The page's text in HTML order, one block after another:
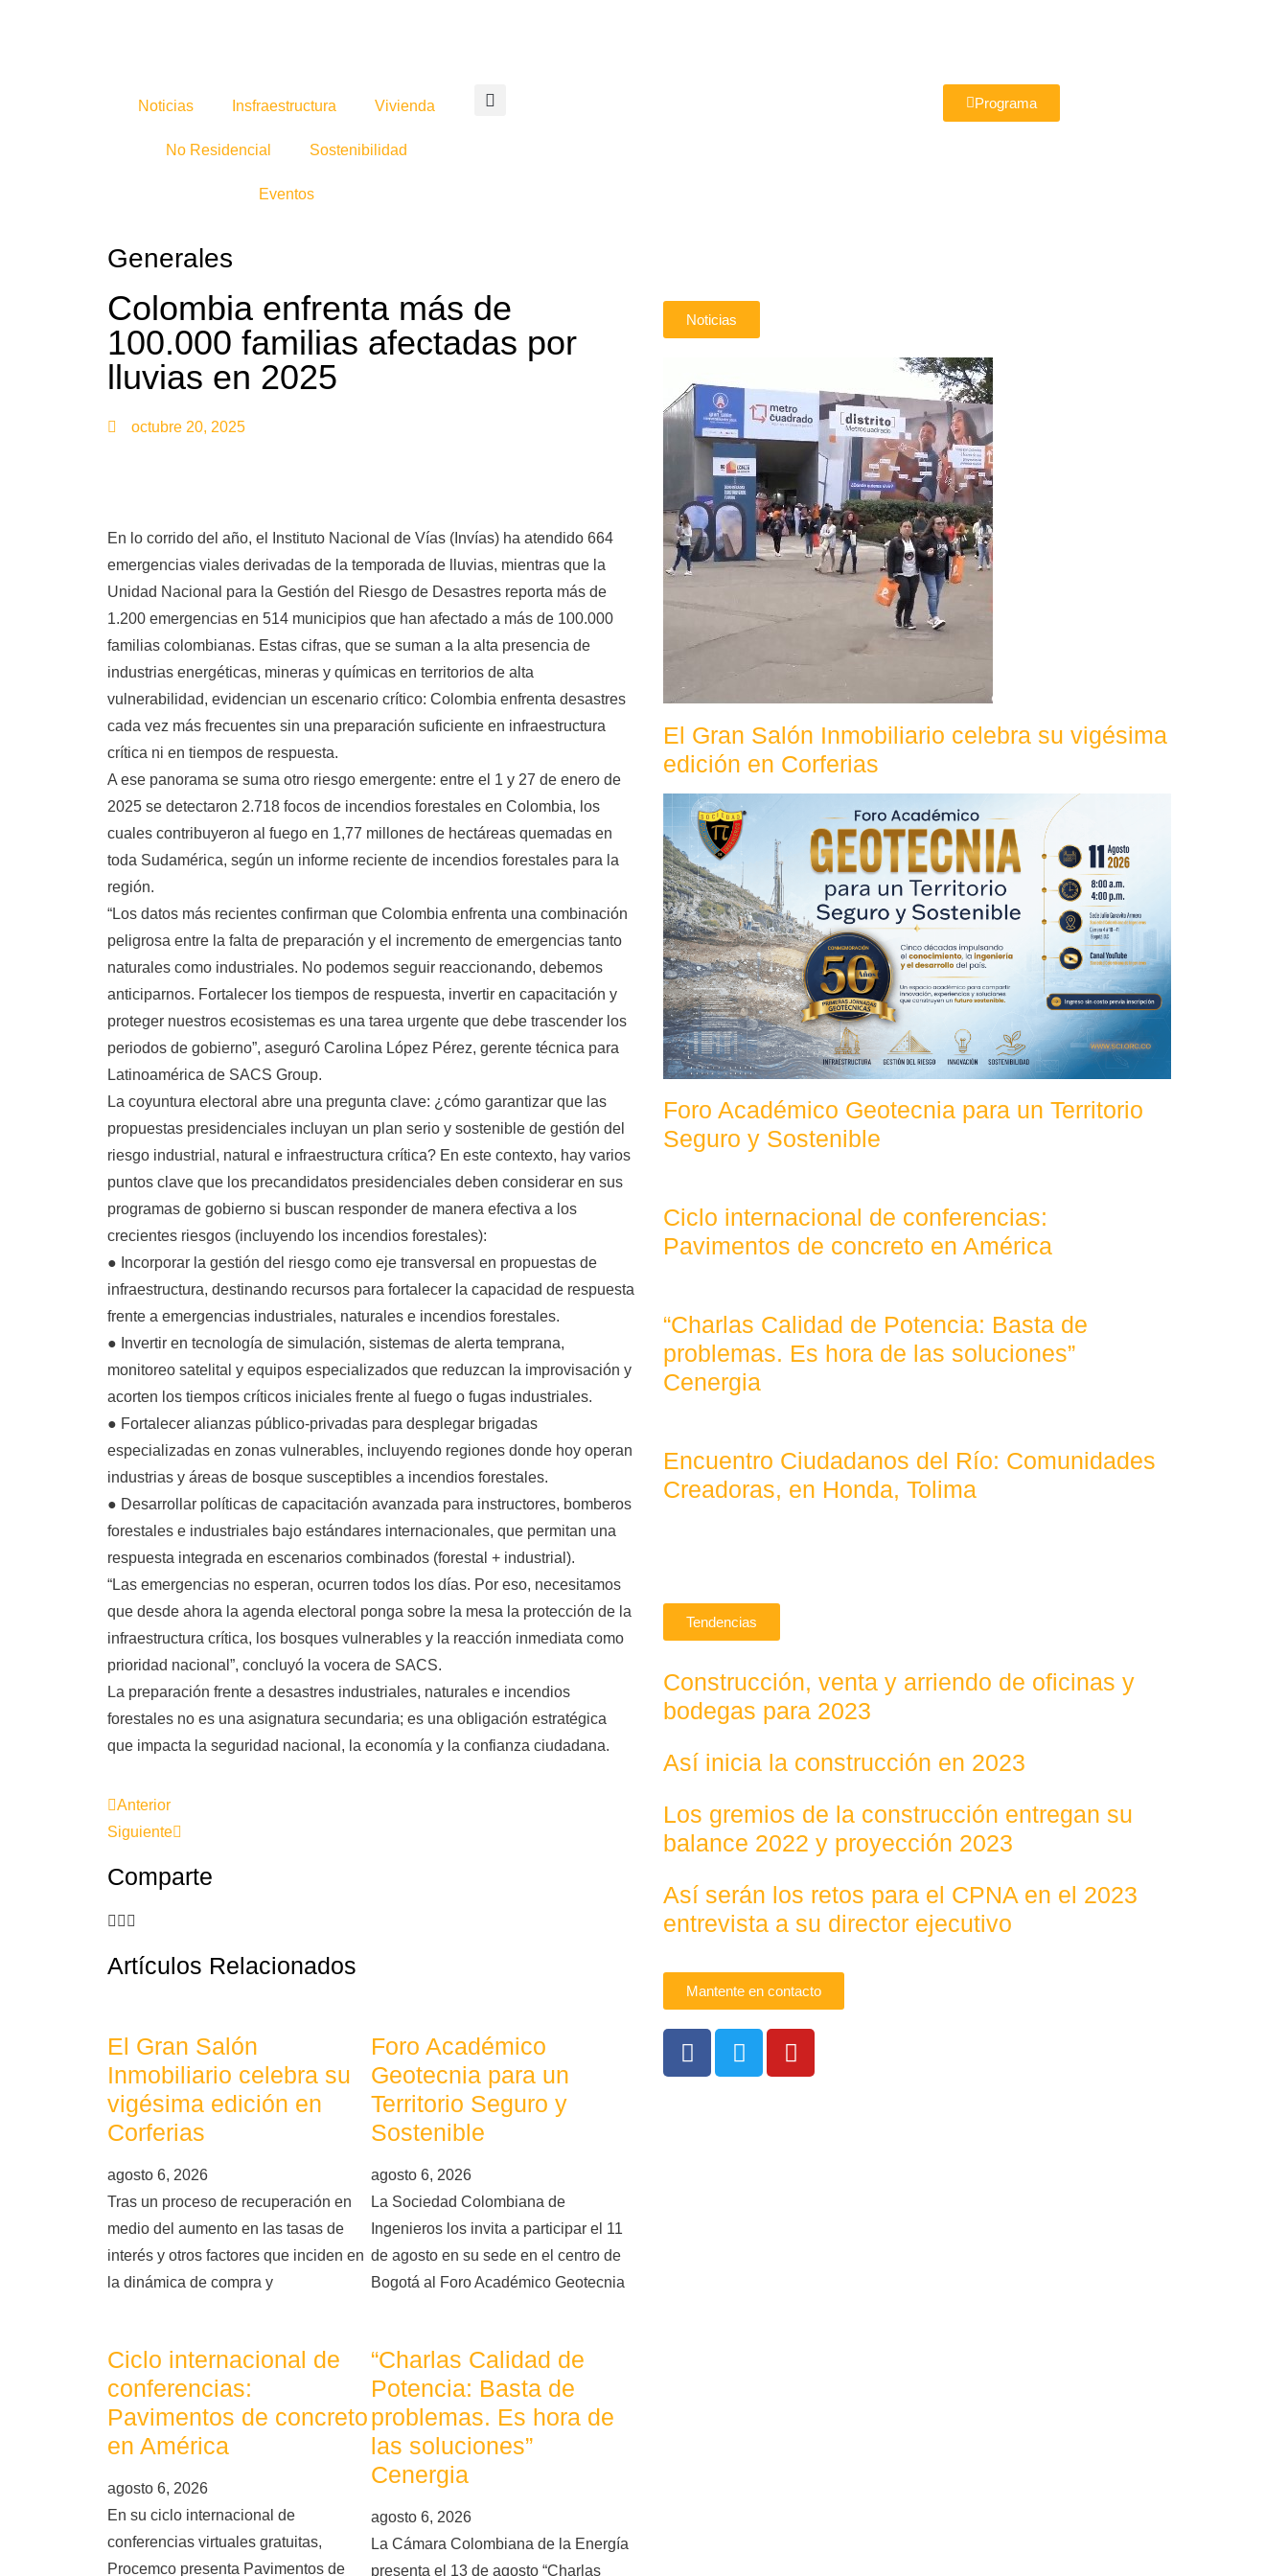
Noticias Insfraestructura Vivienda
No Residencial Sostenibilidad
Eventos
Programa
Generales
Colombia enfrenta más de
100.000 familias afectadas por
lluvias en 2025
octubre 20, 2025
En lo corrido del año, el Instituto Nacional de Vías (Invías) ha atendido 664
emergencias viales derivadas de la temporada de lluvias, mientras que la
Unidad Nacional para la Gestión del Riesgo de Desastres reporta más de
1.200 emergencias en 514 municipios que han afectado a más de 100.000
familias colombianas. Estas cifras, que se suman a la alta presencia de
industrias energéticas, mineras y químicas en territorios de alta
vulnerabilidad, evidencian un escenario crítico: Colombia enfrenta desastres
cada vez más frecuentes sin una preparación suficiente en infraestructura
crítica ni en tiempos de respuesta.
A ese panorama se suma otro riesgo emergente: entre el 1 y 27 de enero de
2025 se detectaron 2.718 focos de incendios forestales en Colombia, los
cuales contribuyeron al fuego en 1,77 millones de hectáreas quemadas en
toda Sudamérica, según un informe reciente de incendios forestales para la
región.
“Los datos más recientes confirman que Colombia enfrenta una combinación
peligrosa entre la falta de preparación y el incremento de emergencias tanto
naturales como industriales. No podemos seguir reaccionando, debemos
anticiparnos. Fortalecer los tiempos de respuesta, invertir en capacitación y
proteger nuestros ecosistemas es una tarea urgente que debe trascender los
periodos de gobierno”, aseguró Carolina López Pérez, gerente técnica para
Latinoamérica de SACS Group.
La coyuntura electoral abre una pregunta clave: ¿cómo garantizar que las
propuestas presidenciales incluyan un plan serio y sostenible de gestión del
riesgo industrial, natural e infraestructura crítica? En este contexto, hay varios
puntos clave que los precandidatos presidenciales deben considerar en sus
programas de gobierno si buscan responder de manera efectiva a los
crecientes riesgos (incluyendo los incendios forestales):
● Incorporar la gestión del riesgo como eje transversal en propuestas de
infraestructura, destinando recursos para fortalecer la capacidad de respuesta
frente a emergencias industriales, naturales e incendios forestales.
● Invertir en tecnología de simulación, sistemas de alerta temprana,
monitoreo satelital y equipos especializados que reduzcan la improvisación y
acorten los tiempos críticos iniciales frente al fuego o fugas industriales.
● Fortalecer alianzas público-privadas para desplegar brigadas
especializadas en zonas vulnerables, incluyendo regiones donde hoy operan
industrias y áreas de bosque susceptibles a incendios forestales.
● Desarrollar políticas de capacitación avanzada para instructores, bomberos
forestales e industriales bajo estándares internacionales, que permitan una
respuesta integrada en escenarios combinados (forestal + industrial).
“Las emergencias no esperan, ocurren todos los días. Por eso, necesitamos
que desde ahora la agenda electoral ponga sobre la mesa la protección de la
infraestructura crítica, los bosques vulnerables y la reacción inmediata como
prioridad nacional”, concluyó la vocera de SACS.
La preparación frente a desastres industriales, naturales e incendios
forestales no es una asignatura secundaria; es una obligación estratégica
que impacta la seguridad nacional, la economía y la confianza ciudadana.
Anterior
Siguiente
Comparte
Artículos Relacionados
El Gran Salón
Inmobiliario celebra su
vigésima edición en
Corferias
agosto 6, 2026
Tras un proceso de recuperación en
medio del aumento en las tasas de
interés y otros factores que inciden en
la dinámica de compra y
Foro Académico
Geotecnia para un
Territorio Seguro y
Sostenible
agosto 6, 2026
La Sociedad Colombiana de
Ingenieros los invita a participar el 11
de agosto en su sede en el centro de
Bogotá al Foro Académico Geotecnia
Ciclo internacional de
conferencias:
Pavimentos de concreto
en América
agosto 6, 2026
En su ciclo internacional de
conferencias virtuales gratuitas,
Procemco presenta Pavimentos de
“Charlas Calidad de
Potencia: Basta de
problemas. Es hora de
las soluciones”
Cenergia
agosto 6, 2026
La Cámara Colombiana de la Energía
presenta el 13 de agosto “Charlas
Noticias
El Gran Salón Inmobiliario celebra su vigésima
edición en Corferias
Foro Académico Geotecnia para un Territorio
Seguro y Sostenible
Ciclo internacional de conferencias:
Pavimentos de concreto en América
“Charlas Calidad de Potencia: Basta de
problemas. Es hora de las soluciones”
Cenergia
Encuentro Ciudadanos del Río: Comunidades
Creadoras, en Honda, Tolima
Tendencias
Construcción, venta y arriendo de oficinas y
bodegas para 2023
Así inicia la construcción en 2023
Los gremios de la construcción entregan su
balance 2022 y proyección 2023
Así serán los retos para el CPNA en el 2023
entrevista a su director ejecutivo
Mantente en contacto